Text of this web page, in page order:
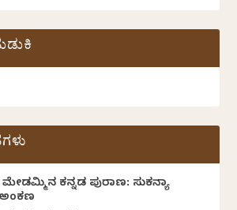
ಮೇಡಮ್ಮಿನ ಕನ್ನಡ ಪುರಾಣ: ಸುಕನ್ಯಾ
ಅಂಕಣ